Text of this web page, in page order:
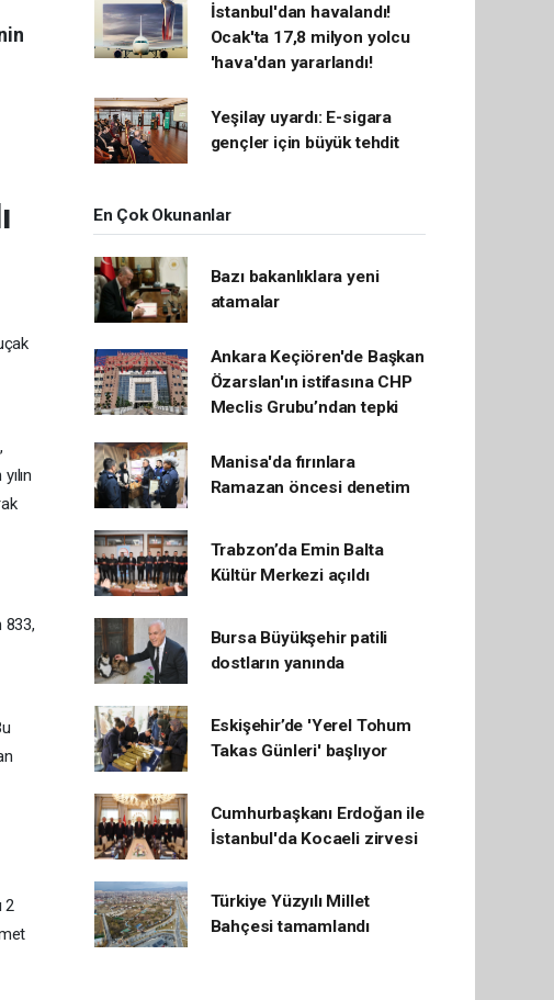
833,
2
İstanbul'dan havalandı!
Ocak'ta 17,8 milyon yolcu
'hava'dan yararlandı!
Yeşilay uyardı: E-sigara
gençler için büyük tehdit
En Çok Okunanlar
Bazı bakanlıklara yeni
atamalar
Ankara Keçiören'de Başkan
Özarslan'ın istifasına CHP
Meclis Grubu’ndan tepki
Manisa'da fırınlara
Ramazan öncesi denetim
Trabzon’da Emin Balta
Kültür Merkezi açıldı
Bursa Büyükşehir patili
dostların yanında
Eskişehir’de 'Yerel Tohum
Takas Günleri' başlıyor
Cumhurbaşkanı Erdoğan ile
İstanbul'da Kocaeli zirvesi
Türkiye Yüzyılı Millet
Bahçesi tamamlandı